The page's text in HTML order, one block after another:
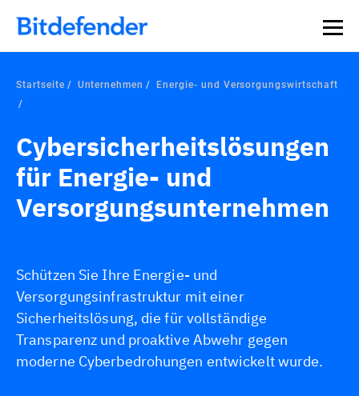
Startseite Unternehmen Energie- und Versorgungswirtschaft
Cybersicherheitslösungen
für Energie- und
Versorgungsunternehmen
Schützen Sie Ihre Energie- und
Versorgungsinfrastruktur mit einer
Sicherheitslösung, die für vollständige
Transparenz und proaktive Abwehr gegen
moderne Cyberbedrohungen entwickelt wurde.